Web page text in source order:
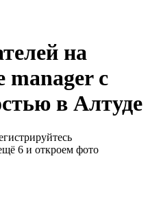
на
manager с
в Алтуде
6 и откроем фото